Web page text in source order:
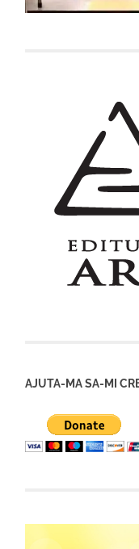
AJUTA-MA SA-MI